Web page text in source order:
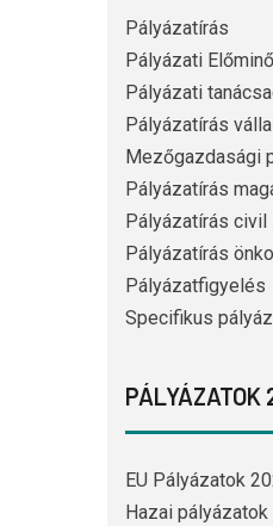
Pályázatírás
Pályázati
Pályázati
Pályázatírás
Mezőgazdasági
Pályázatírás
Pályázatírás
Pályázatírás
Pályázatfigyelés
Specifikus
PÁLYÁZATOK
EU Pályázatok
Hazai pályázatok